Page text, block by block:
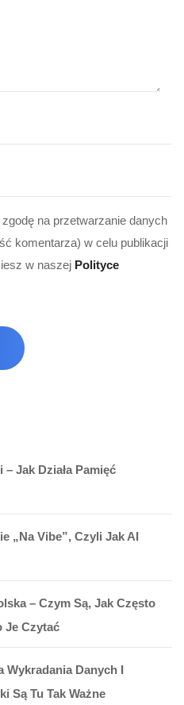
na przetwarzanie danych
komentarza) w celu publikacji
w naszej Polityce
Jak Działa Pamięć
„na Vibe”, Czyli Jak AI
– Czym Są, Jak Często
Je Czytać
Wykradania Danych I
Są Tu Tak Ważne